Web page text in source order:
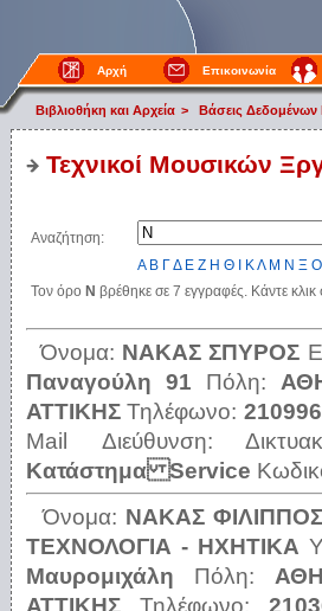
Αρχή Επικοινωνία
Βιβλιοθήκη και Αρχεία > Βάσεις Δεδομένων
Τεχνικοί Μουσικών
Αναζήτηση:
Α Β ΓΔ Ε Ζ Η Θ ΚΛ Μ Ν Ξ Ο
Τον όρο Ν βρέθηκε σε 7 εγγραφές. Κάντε
Όνομα: ΝΑΚΑΣ ΣΠΥΡΟΣ
Παναγούλη 91
Πόλη:
ΑΤΤΙΚΗΣ Τηλέφωνο:
Mail Διεύθυνση:
Κατάστημα Service
Όνομα: ΝΑΚΑΣ
ΤΕΧΝΟΛΟΓΙΑ - ΗΧΗΤΙΚΑ
Μαυρομιχάλη
Πόλη:
ΑΤΤΙΚΗΣ
Τηλέφωνο: